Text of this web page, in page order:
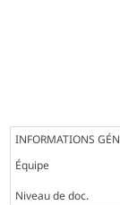
INFORMATIONS
Équipe
Niveau de doc.